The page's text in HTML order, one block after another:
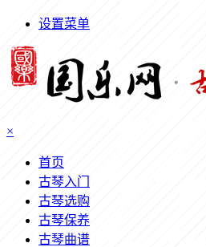
设置菜单
×
首页
古琴入门
古琴选购
古琴保养
古琴曲谱